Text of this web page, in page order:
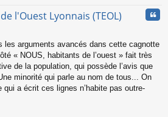
l'Ouest Lyonnais (TEOL)
les arguments avancés dans cette cagnotte
« NOUS, habitants de l’ouest » fait très
de la population, qui possède l’avis que
minorité qui parle au nom de tous... On
a écrit ces lignes n’habite pas outre-